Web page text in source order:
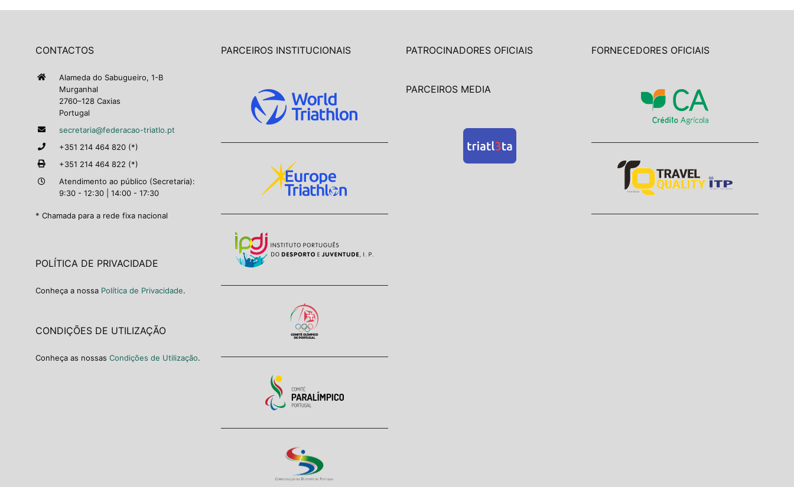
CONTACTOS
Alameda do Sabugueiro, 1-B
Murganhal
2760–128 Caxias
Portugal
secretaria@federacao-triatlo.pt
+351 214 464 820 (*)
+351 214 464 822 (*)
Atendimento ao público (Secretaria):
9:30 - 12:30 | 14:00 - 17:30
* Chamada para a rede fixa nacional
POLÍTICA DE PRIVACIDADE
Conheça a nossa Política de Privacidade.
CONDIÇÕES DE UTILIZAÇÃO
Conheça as nossas Condições de Utilização.
PARCEIROS INSTITUCIONAIS PATROCINADORES OFICIAIS
PARCEIROS MEDIA
FORNECEDORES OFICIAIS